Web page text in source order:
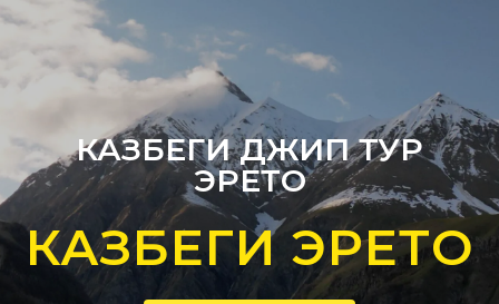
КАЗБЕГИ ДЖИП ТУР
ЭРЕТО
КАЗБЕГИ ЭРЕТО